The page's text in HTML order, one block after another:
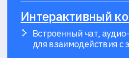
Мессенджер
Почта